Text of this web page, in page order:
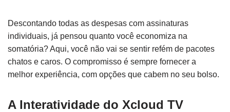
Descontando todas as despesas com assinaturas
individuais, já pensou quanto você economiza na
somatória? Aqui, você não vai se sentir refém de pacotes
chatos e caros. O compromisso é sempre fornecer a
melhor experiência, com opções que cabem no seu bolso.
A Interatividade do Xcloud TV